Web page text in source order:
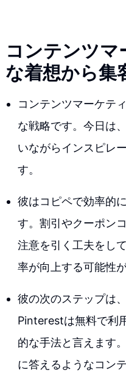
コンテンツ
な着想から集
コンテンツマーケテ
な戦略です。今日は
いながらインスピレ
す。
彼はコピペで効率的
す。割引やクーポン
注意を引く工夫をし
率が向上する可能性
彼の次のステップは
Pinterestは無料で利
的な手法と言えます
に答えるようなコン